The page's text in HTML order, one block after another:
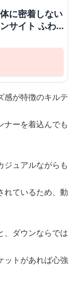
に密着しない
サイト ふわ
感が特徴のキルテ
ナーを着込んでも
ジュアルながらも
れているため、動
、ダウンならでは
ットがあれば心強